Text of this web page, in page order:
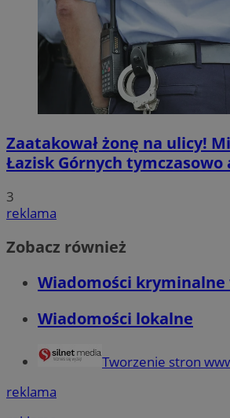
Zaatakował żonę na ulicy!
Łazisk Górnych
3
reklama
Zobacz również
Wiadomości kryminalne
Wiadomości lokalne
Tworzenie stron
reklama